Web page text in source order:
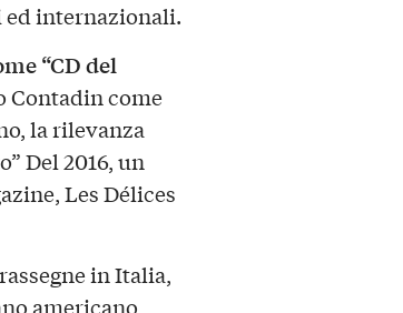
internazionali.
“CD del
Contadin come
la rilevanza
Del 2016, un
Les Délices
in Italia,
americano